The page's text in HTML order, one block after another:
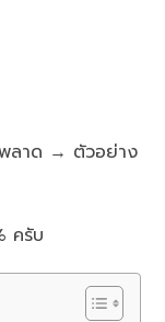
ลาด → ตัวอย่าง
ครับ